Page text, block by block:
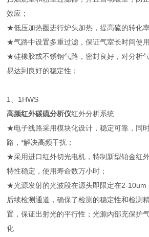
效应；
★低压加热圈进行炉头加热，提高硫的转化
★气路中设置多重过滤，保证气室长时间使
★硅橡胶或不锈钢气路，密封良好，对分析
易达到良好的稳定性；
1、1HWS
高频红外碳硫分析仪红外分析系统
★电子线路采用模块化设计，稳定可靠，同
路，*解决高频干扰；
★采用进口红外切光电机，特制新型铂金红
特性稳定，使用寿命数万小时；
★光源发射的光波段在源头即限定在2-10um
后续检测通道，确保了检测的稳定性和检测
置，保证出射光的平行性；光源内部充保护
化